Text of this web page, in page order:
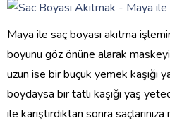
Maya ile saç boyası akıtma
boyunu göz önüne alarak maskeyi
uzun ise bir buçuk yemek kaşığı
boydaysa bir tatlı kaşığı yaş
ile karıştırdıktan sonra